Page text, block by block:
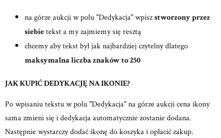
na górze aukcji w polu "Dedykacja" wpiszstworzony przez
siebietekst a my zajmiemy się resztą
chcemy aby tekst był jak najbardziej czytelny dlatego
maksymalna liczba znaków to 250
JAK KUPIĆ DEDYKACJĘ NA IKONIE?
Po wpisaniu tekstu w polu "Dedykacja" na górze aukcji cena ikony
sama zmieni się i dedykacja automatycznie zostanie dodana.
Następnie wystarczy dodać ikonę do koszyka i opłacić zakup.